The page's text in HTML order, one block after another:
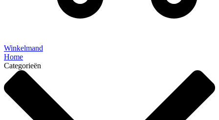
Winkelmand
Home
Categorieën